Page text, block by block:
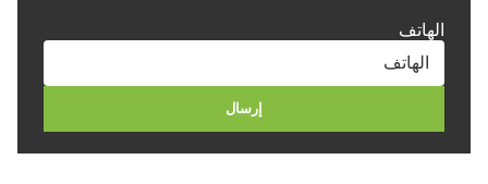
الهاتف
إرسال